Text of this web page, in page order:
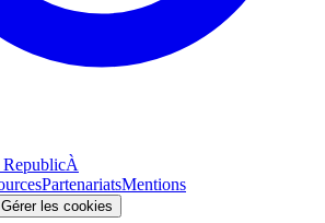
RepublicÀ
PartenariatsMentions
Gérer les cookies